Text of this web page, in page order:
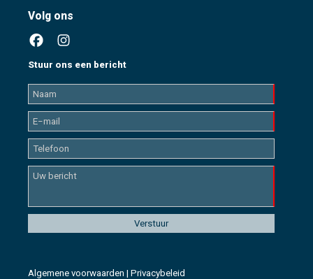
Volg ons
Stuur ons een bericht
Algemene voorwaarden | Privacybeleid